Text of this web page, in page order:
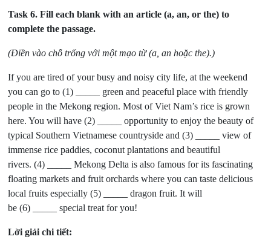
Task 6.Fill each blank with an article (a, an, or the) to
complete the passage.
(Điền vào chỗ trống với một mạo từ (a, an hoặc the).)
If you are tired of your busy and noisy city life, at the weekend
you can go to (1) _____ green and peaceful place with friendly
people in the Mekong region. Most of Viet Nam’s rice is grown
here. You will have (2) _____ opportunity to enjoy the beauty of
typical Southern Vietnamese countryside and (3) _____ view of
immense rice paddies, coconut plantations and beautiful
rivers. (4) _____ Mekong Delta is also famous for its fascinating
floating markets and fruit orchards where you can taste delicious
local fruits especially (5) _____ dragon fruit. It will
be (6) _____ special treat for you!
Lời giải chi tiết: